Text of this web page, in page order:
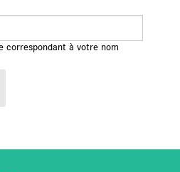
correspondant à votre nom